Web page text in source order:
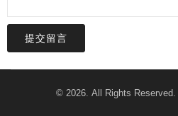
提交留言
© 2026. All Rights Reserved.